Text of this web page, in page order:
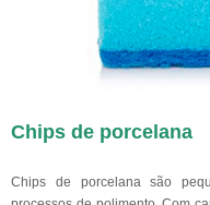
Chips de porcelana
Chips de porcelana são